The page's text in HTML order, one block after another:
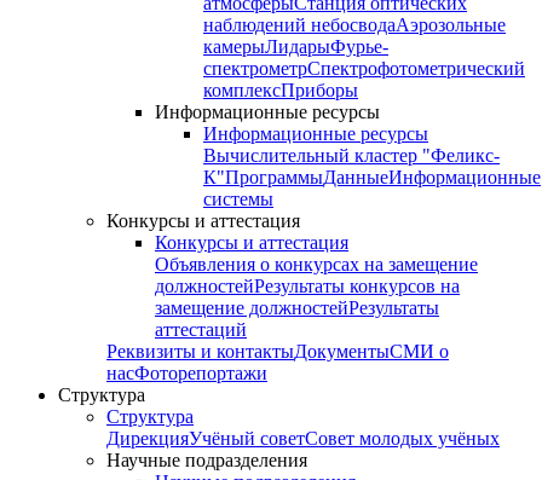
наблюдений небосводаАэрозольные
камерыЛидарыФурье-
спектрометрСпектрофотометрический
комплексПриборы
Информационные ресурсы
Информационные ресурсы
Вычислительный кластер "Феликс-
К"ПрограммыДанныеИнформационные
системы
Конкурсы и аттестация
Конкурсы и аттестация
Объявления о конкурсах на замещение
должностейРезультаты конкурсов на
замещение должностейРезультаты
аттестаций
Реквизиты и контактыДокументыСМИ о
насФоторепортажи
Структура
Структура
ДирекцияУчёный советСовет молодых учёных
Научные подразделения